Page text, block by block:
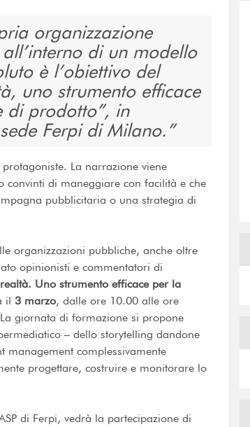
organizzazione
di un modello
è l’obiettivo del
uno strumento efficace
di prodotto”, in
Ferpi di Milano.
La narrazione viene
convinti di maneggiare con facilità e che
pubblicitaria o una strategia di
organizzazioni pubbliche, anche oltre
opinionisti e commentatori di
Uno strumento efficace per la
il 3 marzo, dalle ore 10.00 alle ore
giornata di formazione si propone
– dello storytelling dandone
management complessivamente
progettare, costruire e monitorare lo
di Ferpi, vedrà la partecipazione di